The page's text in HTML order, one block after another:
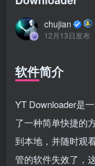
chujian
12月13日发布
软件简介
YT Downloader是
了一种简单快捷的
到本地，并随时观
管的软件失效了，
登录
用户名或